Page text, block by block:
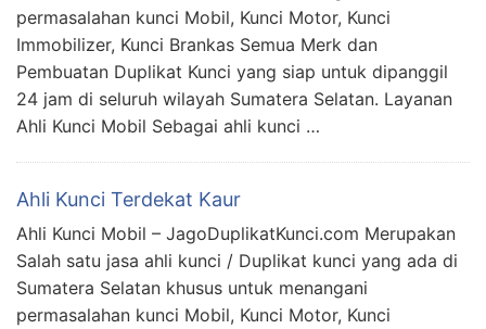
permasalahan kunci Mobil, Kunci Motor, Kunci
Immobilizer, Kunci Brankas Semua Merk dan
Pembuatan Duplikat Kunci yang siap untuk dipanggil
24 jam di seluruh wilayah Sumatera Selatan. Layanan
Ahli Kunci Mobil Sebagai ahli kunci …
Ahli Kunci Terdekat Kaur
Ahli Kunci Mobil – JagoDuplikatKunci.com Merupakan
Salah satu jasa ahli kunci / Duplikat kunci yang ada di
Sumatera Selatan khusus untuk menangani
permasalahan kunci Mobil, Kunci Motor, Kunci